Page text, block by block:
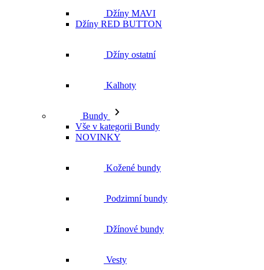
Džíny MAVI
Džíny RED BUTTON
Džíny ostatní
Kalhoty
Bundy
Vše v kategorii Bundy
NOVINKY
Kožené bundy
Podzimní bundy
Džínové bundy
Vesty